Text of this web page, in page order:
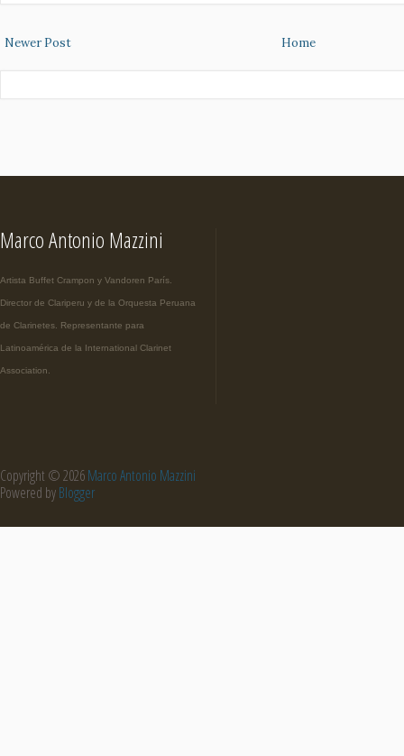
Newer Post Home
Marco Antonio Mazzini
Artista Buffet Crampon y Vandoren París.
Director de Clariperu y de la Orquesta Peruana
de Clarinetes. Representante para
Latinoamérica de la International Clarinet
Association.
Copyright ©2026Marco Antonio Mazzini
Powered byBlogger